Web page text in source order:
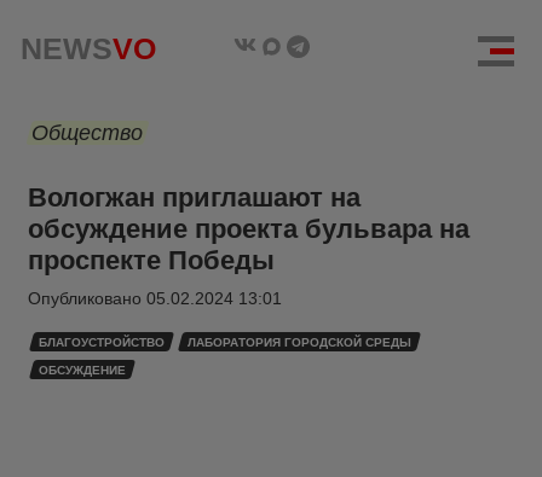
NEWSVO
Общество
Вологжан приглашают на
обсуждение проекта бульвара на
проспекте Победы
Опубликовано 05.02.2024 13:01
БЛАГОУСТРОЙСТВО ЛАБОРАТОРИЯ ГОРОДСКОЙ СРЕДЫ
ОБСУЖДЕНИЕ